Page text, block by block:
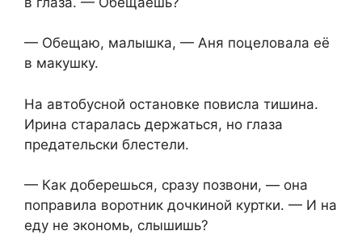
— Обещаю, малышка, — Аня поцеловала её
в макушку.
На автобусной остановке повисла тишина.
Ирина старалась держаться, но глаза
предательски блестели.
— Как доберешься, сразу позвони, — она
поправила воротник дочкиной куртки. — И на
еду не экономь, слышишь?